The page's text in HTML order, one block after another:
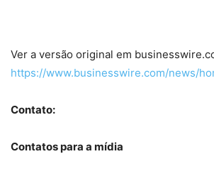
Ver a versão original em
https://www.businesswire.com/news/
Contato:
Contatos para a mídia